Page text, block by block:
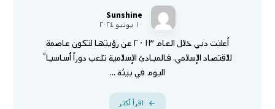
Sunshine
١٠ يونيو ٢٠٢٤
أعلنت دبي خلال العام ٢٠١٣ عن رؤيتها لتكون عاصمة
للاقتصاد الإسلامي. فالمبادئ الإسلامية تلعب دوراً أساسيا ً
اليوم في بيئة ...
اقرأ أكثر